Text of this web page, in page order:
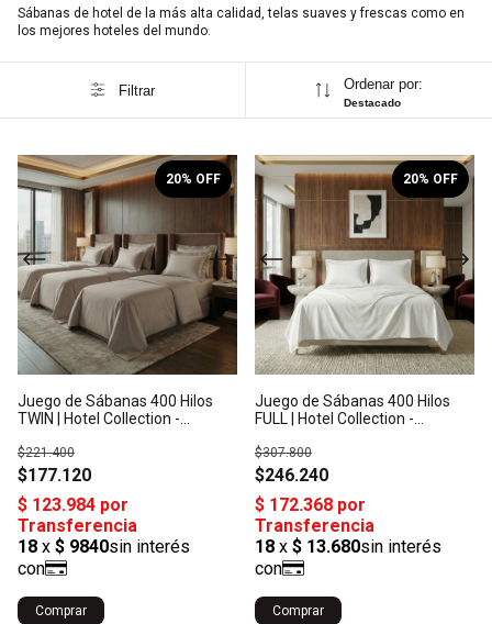
Sábanas de hotel de la más alta calidad, telas suaves y frescas como en
los mejores hoteles del mundo.
Filtrar Ordenar por:
Destacado
/10
Juego de Sábanas 400 Hilos
TWIN | Hotel Collection -
$177.120
$221.400
20% OFF
Comprar
/10
Juego de Sábanas 400 Hilos
FULL | Hotel Collection -
$246.240
$307.800
20% OFF
Comprar